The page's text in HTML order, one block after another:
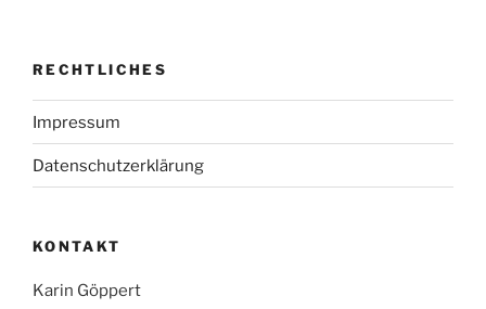
RECHTLICHES
Impressum
Datenschutzerklärung
KONTAKT
Karin Göppert